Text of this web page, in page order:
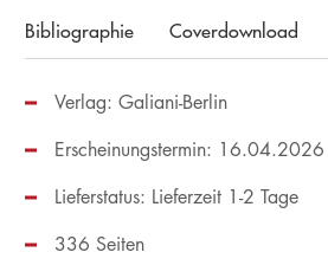
Bibliographie Coverdownload
Verlag: Galiani-Berlin
Erscheinungstermin: 16.04.2026
Lieferstatus: Lieferzeit 1-2 Tage
336 Seiten